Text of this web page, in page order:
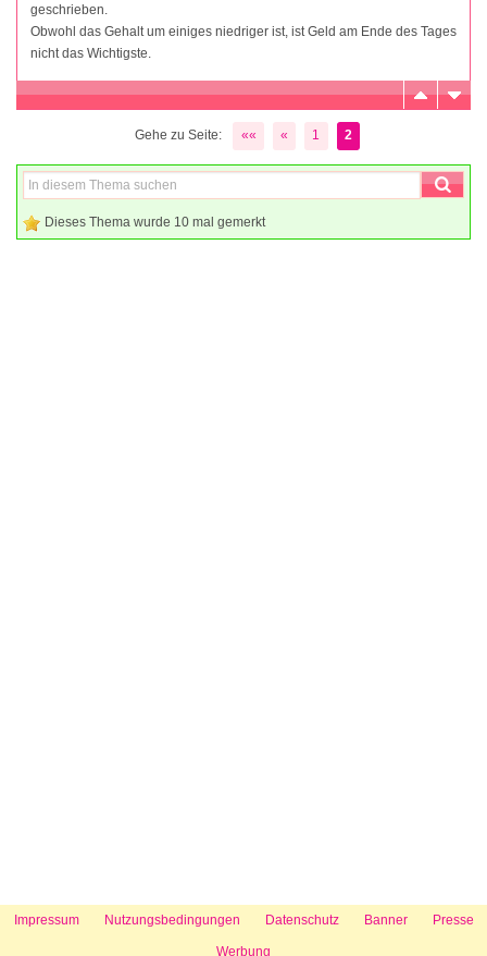
geschrieben.
Obwohl das Gehalt um einiges niedriger ist, ist Geld am Ende des Tages
nicht das Wichtigste.
Gehe zu Seite: «« « 1 2
Dieses Thema wurde 10 mal gemerkt
Impressum Nutzungsbedingungen Datenschutz Banner Presse
Werbung